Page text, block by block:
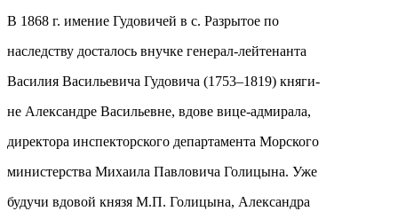
В 1868 г. имение Гудовичей в с. Разрытое по
наследству досталось внучке генерал-лейтенанта
Василия Васильевича Гудовича (1753–1819) княги-
не Александре Васильевне, вдове вице-адмирала,
директора инспекторского департамента Морского
министерства Михаила Павловича Голицына. Уже
будучи вдовой князя М.П. Голицына, Александра